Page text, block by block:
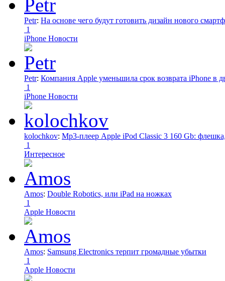
Petr: На основе чего будут готовить дизайн нового
1
iPhone Новости
Petr: Компания Apple уменьшила срок возврата iPhone в
1
iPhone Новости
kolochkov: Mp3-плеер Apple iPod Classic 3 160 Gb:
1
Интересное
Amos: Double Robotics, или iPad на ножках
1
Apple Новости
Amos: Samsung Electronics терпит громадные убытки
1
Apple Новости